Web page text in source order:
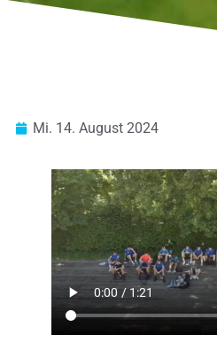
Mi. 14. August 2024